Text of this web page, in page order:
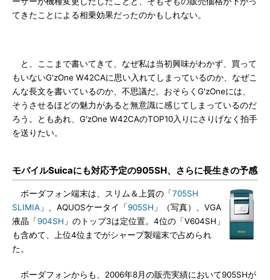
てきたことによる相乗効果だったのかもしれない。
と、ここまで書いてきて、なぜ私は当初興味がわかず、買って
もいないG'zOne W42CAに思い入れてしまっているのか、なぜこ
んな長文を書いているのか、不思議だ。おそらくG'zOneには、
そうさせるほどの魅力があると無意識に感じてしまっているのだ
ろう。ともあれ、G'zOne W42CAのTOP10入りにさりげなく拍手
を送りたい。
モバイルSuicaにも対応予定の905SH、さらに長生きの予感
ボーダフォン端末は、スリム＆上質の「705SH
SLIMIA 」、AQUOSケータイ「905SH 」（写真）、VGA
液晶「904SH 」のトップ3は定位置。4位の「V604SH」
も含めて、上位4位までがシャープ製端末で占められ
た。
ボーダフォンからも、2006年8月の販売実績において905SHが